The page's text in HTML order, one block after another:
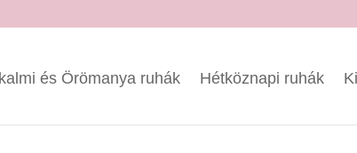
és Örömanya ruhák Hétköznapi ruhák